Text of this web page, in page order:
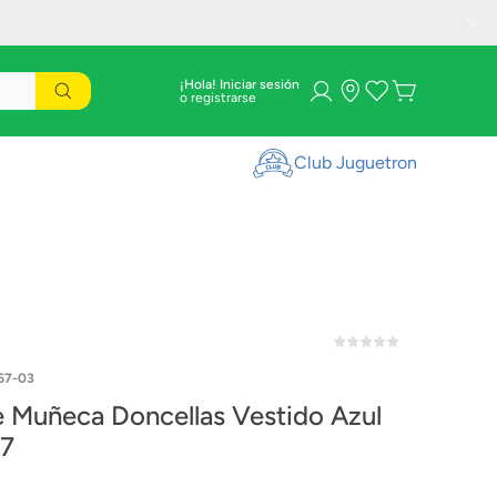
¡Hola! Iniciar sesión
Club Juguetron
03
Muñeca Doncellas Vestido Azul